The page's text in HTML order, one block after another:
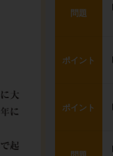
問題
ポイント
ポイント